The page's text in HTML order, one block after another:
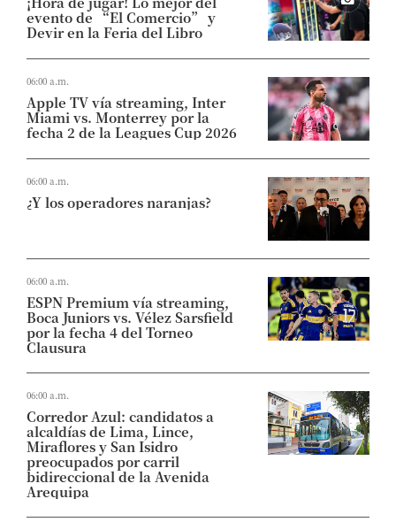
evento de “El Comercio” y
Devir en la Feria del Libro
06:00 a.m.
Apple TV vía streaming, Inter
Miami vs. Monterrey por la
fecha 2 de la Leagues Cup 2026
06:00 a.m.
¿Y los operadores naranjas?
06:00 a.m.
ESPN Premium vía streaming,
Boca Juniors vs. Vélez Sarsfield
por la fecha 4 del Torneo
Clausura
06:00 a.m.
Corredor Azul: candidatos a
alcaldías de Lima, Lince,
Miraflores y San Isidro
preocupados por carril
bidireccional de la Avenida
Arequipa